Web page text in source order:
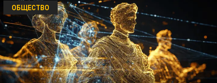
ОБЩЕСТВО